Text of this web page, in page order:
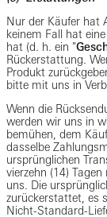
Nur der Käufer hat
keinem Fall hat
hat (d. h. ein "
Rückerstattung.
Produkt
bitte mit uns in
Wenn die
werden wir uns in
bemühen, dem
dasselbe
ursprünglichen
vierzehn (14)
uns. Die
zurückerstattet, es
Nicht-Standard-